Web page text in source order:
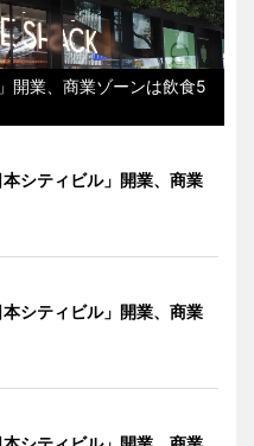
開業、商業ゾーンは飲食5
シティビル」開業、商業
シティビル」開業、商業